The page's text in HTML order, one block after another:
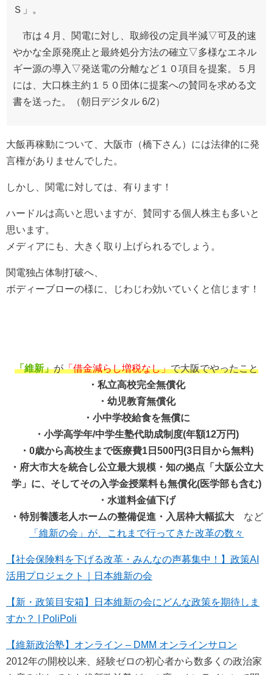
Ｓ」。
市は４月、関電に対し、取締役の定員半減▽可及的速
やかな全原発廃止と最終処分方法の確立▽多様なエネル
ギー源の導入▽発送電の分離など１０項目を提案。５月
には、大口株主約１５０団体に提案への賛同を求める文
書を送った。（朝日デジタル 6/2）
大飯再稼動について、大阪市（橋下さん）には法律的に発
言権がありませんでした。
しかし、関電に対しては、有ります！
ハードルは高いと思いますが、賛同する個人株主も多いと
思います。
メディアにも、大きく取り上げられるでしょう。
関電独占体制打破へ、
ボディーブローの様に、じわじわ効いていくと信じます！
「維新」が「借金減らし増税なし」で大阪でやったこと
・私立高校完全無償化
・幼児教育無償化
・小中学校給食を無償に
・小学高学年/中学生塾代助成制度(年額12万円)
・0歳から高校生まで医療費1日500円(3日目から無料)
・府大市大を統合し公立最大規模・知の拠点「大阪公立大
学」に、そしてその入学金授業料も無償化(医学部も含む)
・水道料金値下げ
・特別養護老人ホームの整備促進・入居枠大幅拡大 など
「維新の会」が、これまで行ってきた改革の数々
【社会保険料を下げる改革・みんなの声募集中！】政策AI
活用プロジェクト｜日本維新の会
【新・政策目安箱】日本維新の会にどんな政策を期待しま
すか？ | PoliPoli
【維新政治塾】オンライン – DMM オンラインサロン
2012年の開校以来、経験ゼロの初心者から数多くの政治家